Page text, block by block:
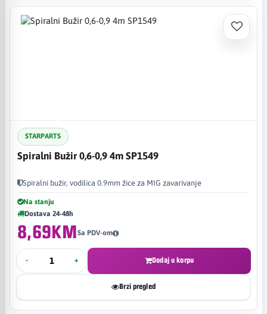
STARPARTS
Spiralni Bužir 0,6-0,9 4m SP1549
Spiralni bužir, vodilica 0.9mm žice za MIG zavarivanje
Na stanju
Dostava 24-48h
8,69KMSa PDV-om
- + Dodaj u korpu
Brzi pregled